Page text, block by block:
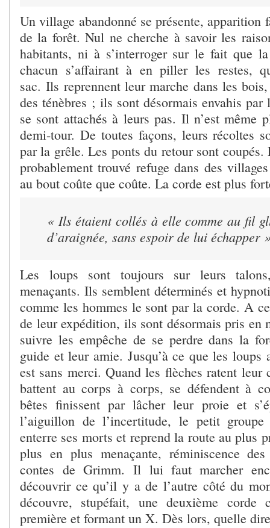
Un village abandonné se présente, apparition
de la forêt. Nul ne cherche à savoir les
habitants, ni à s’interroger sur le fait que
chacun s’affairant à en piller les restes,
sac. Ils reprennent leur marche dans les
des ténèbres ; ils sont désormais envahis
se sont attachés à leurs pas. Il n’est même
demi-tour. De toutes façons, leurs récoltes
par la grêle. Les ponts du retour sont coupés.
probablement trouvé refuge dans des
au bout coûte que coûte. La corde est plus
« Ils étaient collés à elle comme au fil
d’araignée, sans espoir de lui échapper
Les loups sont toujours sur leurs
menaçants. Ils semblent déterminés et
comme les hommes le sont par la corde. A
de leur expédition, ils sont désormais pris en
suivre les empêche de se perdre dans la
guide et leur amie. Jusqu’à ce que les loups
est sans merci. Quand les flèches ratent leur
battent au corps à corps, se défendent à
bêtes finissent par lâcher leur proie et
l’aiguillon de l’incertitude, le petit groupe
enterre ses morts et reprend la route au plus
plus en plus menaçante, réminiscence
contes de Grimm. Il lui faut marcher
découvrir ce qu’il y a de l’autre côté du
découvre, stupéfait, une deuxième
première et formant un X. Dès lors, quelle